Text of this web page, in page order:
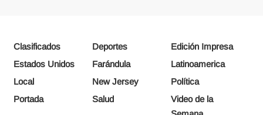
Clasificados Deportes
Edición Impresa
Estados Unidos
Farándula
Latinoamerica
Local
New Jersey
Política
Portada
Salud
Video de la